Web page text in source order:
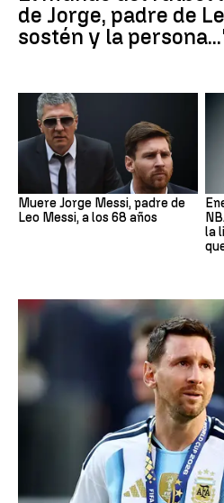
de Jorge, padre de
sostén y la
Muere Jorge Messi, padre de
Leo Messi, a los 68 años
la
Mundial 2026